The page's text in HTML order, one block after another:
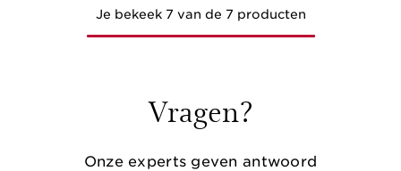
Je bekeek 7 van de 7 producten
Vragen?
Onze experts geven antwoord